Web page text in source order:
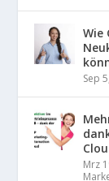
Wie
Sep
Mrz